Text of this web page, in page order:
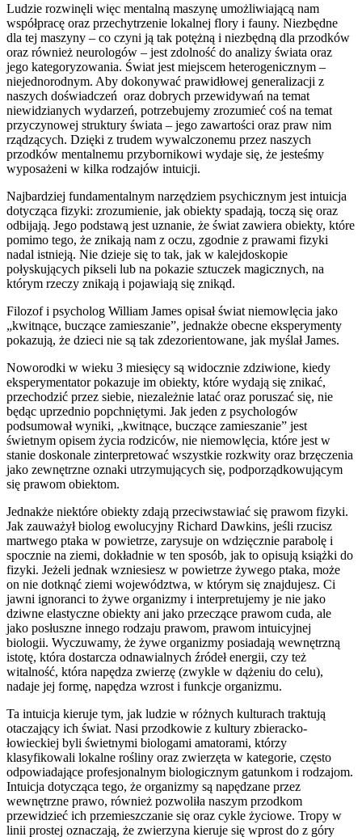
Ludzie rozwinęli więc mentalną maszynę umożliwiającą nam
współpracę oraz przechytrzenie lokalnej flory i fauny. Niezbędne
dla tej maszyny – co czyni ją tak potężną i niezbędną dla przodków
oraz również neurologów – jest zdolność do analizy świata oraz
jego kategoryzowania. Świat jest miejscem heterogenicznym –
niejednorodnym. Aby dokonywać prawidłowej generalizacji z
naszych doświadczeń oraz dobrych przewidywań na temat
niewidzianych wydarzeń, potrzebujemy zrozumieć coś na temat
przyczynowej struktury świata – jego zawartości oraz praw nim
rządzących. Dzięki z trudem wywalczonemu przez naszych
przodków mentalnemu przybornikowi wydaje się, że jesteśmy
wyposażeni w kilka rodzajów intuicji.
Najbardziej fundamentalnym narzędziem psychicznym jest intuicja
dotycząca fizyki: zrozumienie, jak obiekty spadają, toczą się oraz
odbijają. Jego podstawą jest uznanie, że świat zawiera obiekty, które
pomimo tego, że znikają nam z oczu, zgodnie z prawami fizyki
nadal istnieją. Nie dzieje się to tak, jak w kalejdoskopie
połyskujących pikseli lub na pokazie sztuczek magicznych, na
którym rzeczy znikają i pojawiają się znikąd.
Filozof i psycholog William James opisał świat niemowlęcia jako
„kwitnące, buczące zamieszanie”, jednakże obecne eksperymenty
pokazują, że dzieci nie są tak zdezorientowane, jak myślał James.
Noworodki w wieku 3 miesięcy są widocznie zdziwione, kiedy
eksperymentator pokazuje im obiekty, które wydają się znikać,
przechodzić przez siebie, niezależnie latać oraz poruszać się, nie
będąc uprzednio popchniętymi. Jak jeden z psychologów
podsumował wyniki, „kwitnące, buczące zamieszanie” jest
świetnym opisem życia rodziców, nie niemowlęcia, które jest w
stanie doskonale zinterpretować wszystkie rozkwity oraz brzęczenia
jako zewnętrzne oznaki utrzymujących się, podporządkowującym
się prawom obiektom.
Jednakże niektóre obiekty zdają przeciwstawiać się prawom fizyki.
Jak zauważył biolog ewolucyjny Richard Dawkins, jeśli rzucisz
martwego ptaka w powietrze, zarysuje on wdzięcznie parabolę i
spocznie na ziemi, dokładnie w ten sposób, jak to opisują książki do
fizyki. Jeżeli jednak wzniesiesz w powietrze żywego ptaka, może
on nie dotknąć ziemi województwa, w którym się znajdujesz. Ci
jawni ignoranci to żywe organizmy i interpretujemy je nie jako
dziwne elastyczne obiekty ani jako przeczące prawom cuda, ale
jako posłuszne innego rodzaju prawom, prawom intuicyjnej
biologii. Wyczuwamy, że żywe organizmy posiadają wewnętrzną
istotę, która dostarcza odnawialnych źródeł energii, czy też
witalność, która napędza zwierzę (zwykle w dążeniu do celu),
nadaje jej formę, napędza wzrost i funkcje organizmu.
Ta intuicja kieruje tym, jak ludzie w różnych kulturach traktują
otaczający ich świat. Nasi przodkowie z kultury zbieracko-
łowieckiej byli świetnymi biologami amatorami, którzy
klasyfikowali lokalne rośliny oraz zwierzęta w kategorie, często
odpowiadające profesjonalnym biologicznym gatunkom i rodzajom.
Intuicja dotycząca tego, że organizmy są napędzane przez
wewnętrzne prawo, również pozwoliła naszym przodkom
przewidzieć ich przemieszczanie się oraz cykle życiowe. Tropy w
linii prostej oznaczają, że zwierzyna kieruje się wprost do z góry